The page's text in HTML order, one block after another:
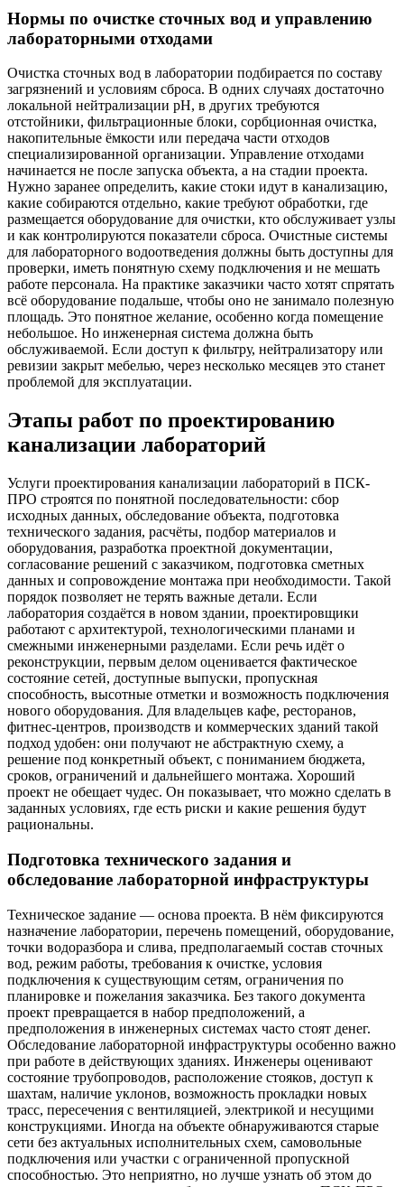
Нормы по очистке сточных вод и управлению
лабораторными отходами
Очистка сточных вод в лаборатории подбирается по составу
загрязнений и условиям сброса. В одних случаях достаточно
локальной нейтрализации pH, в других требуются
отстойники, фильтрационные блоки, сорбционная очистка,
накопительные ёмкости или передача части отходов
специализированной организации. Управление отходами
начинается не после запуска объекта, а на стадии проекта.
Нужно заранее определить, какие стоки идут в канализацию,
какие собираются отдельно, какие требуют обработки, где
размещается оборудование для очистки, кто обслуживает узлы
и как контролируются показатели сброса. Очистные системы
для лабораторного водоотведения должны быть доступны для
проверки, иметь понятную схему подключения и не мешать
работе персонала. На практике заказчики часто хотят спрятать
всё оборудование подальше, чтобы оно не занимало полезную
площадь. Это понятное желание, особенно когда помещение
небольшое. Но инженерная система должна быть
обслуживаемой. Если доступ к фильтру, нейтрализатору или
ревизии закрыт мебелью, через несколько месяцев это станет
проблемой для эксплуатации.
Этапы работ по проектированию
канализации лабораторий
Услуги проектирования канализации лабораторий в ПСК-
ПРО строятся по понятной последовательности: сбор
исходных данных, обследование объекта, подготовка
технического задания, расчёты, подбор материалов и
оборудования, разработка проектной документации,
согласование решений с заказчиком, подготовка сметных
данных и сопровождение монтажа при необходимости. Такой
порядок позволяет не терять важные детали. Если
лаборатория создаётся в новом здании, проектировщики
работают с архитектурой, технологическими планами и
смежными инженерными разделами. Если речь идёт о
реконструкции, первым делом оценивается фактическое
состояние сетей, доступные выпуски, пропускная
способность, высотные отметки и возможность подключения
нового оборудования. Для владельцев кафе, ресторанов,
фитнес-центров, производств и коммерческих зданий такой
подход удобен: они получают не абстрактную схему, а
решение под конкретный объект, с пониманием бюджета,
сроков, ограничений и дальнейшего монтажа. Хороший
проект не обещает чудес. Он показывает, что можно сделать в
заданных условиях, где есть риски и какие решения будут
рациональны.
Подготовка технического задания и
обследование лабораторной инфраструктуры
Техническое задание — основа проекта. В нём фиксируются
назначение лаборатории, перечень помещений, оборудование,
точки водоразбора и слива, предполагаемый состав сточных
вод, режим работы, требования к очистке, условия
подключения к существующим сетям, ограничения по
планировке и пожелания заказчика. Без такого документа
проект превращается в набор предположений, а
предположения в инженерных системах часто стоят денег.
Обследование лабораторной инфраструктуры особенно важно
при работе в действующих зданиях. Инженеры оценивают
состояние трубопроводов, расположение стояков, доступ к
шахтам, наличие уклонов, возможность прокладки новых
трасс, пересечения с вентиляцией, электрикой и несущими
конструкциями. Иногда на объекте обнаруживаются старые
сети без актуальных исполнительных схем, самовольные
подключения или участки с ограниченной пропускной
способностью. Это неприятно, но лучше узнать об этом до